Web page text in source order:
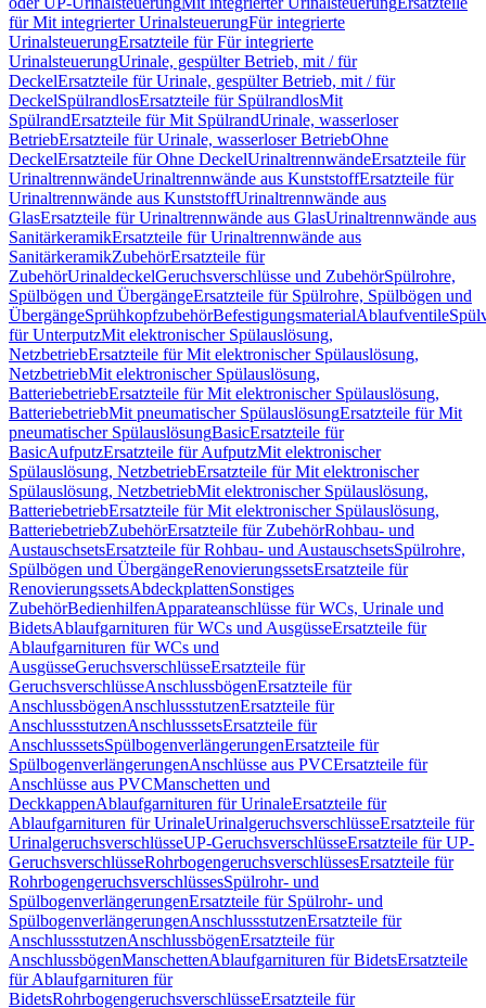
für Mit integrierter UrinalsteuerungFür integrierte
UrinalsteuerungErsatzteile für Für integrierte
UrinalsteuerungUrinale, gespülter Betrieb, mit / für
DeckelErsatzteile für Urinale, gespülter Betrieb, mit / für
DeckelSpülrandlosErsatzteile für SpülrandlosMit
SpülrandErsatzteile für Mit SpülrandUrinale, wasserloser
BetriebErsatzteile für Urinale, wasserloser BetriebOhne
DeckelErsatzteile für Ohne DeckelUrinaltrennwändeErsatzteile für
UrinaltrennwändeUrinaltrennwände aus KunststoffErsatzteile für
Urinaltrennwände aus KunststoffUrinaltrennwände aus
GlasErsatzteile für Urinaltrennwände aus GlasUrinaltrennwände aus
SanitärkeramikErsatzteile für Urinaltrennwände aus
SanitärkeramikZubehörErsatzteile für
ZubehörUrinaldeckelGeruchsverschlüsse und ZubehörSpülrohre,
Spülbögen und ÜbergängeErsatzteile für Spülrohre, Spülbögen und
ÜbergängeSprühkopfzubehörBefestigungsmaterialAblaufventile
für UnterputzMit elektronischer Spülauslösung,
NetzbetriebErsatzteile für Mit elektronischer Spülauslösung,
NetzbetriebMit elektronischer Spülauslösung,
BatteriebetriebErsatzteile für Mit elektronischer Spülauslösung,
BatteriebetriebMit pneumatischer SpülauslösungErsatzteile für Mit
pneumatischer SpülauslösungBasicErsatzteile für
BasicAufputzErsatzteile für AufputzMit elektronischer
Spülauslösung, NetzbetriebErsatzteile für Mit elektronischer
Spülauslösung, NetzbetriebMit elektronischer Spülauslösung,
BatteriebetriebErsatzteile für Mit elektronischer Spülauslösung,
BatteriebetriebZubehörErsatzteile für ZubehörRohbau- und
AustauschsetsErsatzteile für Rohbau- und AustauschsetsSpülrohre,
Spülbögen und ÜbergängeRenovierungssetsErsatzteile für
RenovierungssetsAbdeckplattenSonstiges
ZubehörBedienhilfenApparateanschlüsse für WCs, Urinale und
BidetsAblaufgarnituren für WCs und AusgüsseErsatzteile für
Ablaufgarnituren für WCs und
AusgüsseGeruchsverschlüsseErsatzteile für
GeruchsverschlüsseAnschlussbögenErsatzteile für
AnschlussbögenAnschlussstutzenErsatzteile für
AnschlussstutzenAnschlusssetsErsatzteile für
AnschlusssetsSpülbogenverlängerungenErsatzteile für
SpülbogenverlängerungenAnschlüsse aus PVCErsatzteile für
Anschlüsse aus PVCManschetten und
DeckkappenAblaufgarnituren für UrinaleErsatzteile für
Ablaufgarnituren für UrinaleUrinalgeruchsverschlüsseErsatzteile für
UrinalgeruchsverschlüsseUP-GeruchsverschlüsseErsatzteile für UP-
GeruchsverschlüsseRohrbogengeruchsverschlüssesErsatzteile für
RohrbogengeruchsverschlüssesSpülrohr- und
SpülbogenverlängerungenErsatzteile für Spülrohr- und
SpülbogenverlängerungenAnschlussstutzenErsatzteile für
AnschlussstutzenAnschlussbögenErsatzteile für
AnschlussbögenManschettenAblaufgarnituren für BidetsErsatzteile
für Ablaufgarnituren für
BidetsRohrbogengeruchsverschlüsseErsatzteile für